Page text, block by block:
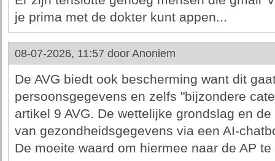
je prima met de dokter kunt appen...
08-07-2026, 11:57 door Anoniem
De AVG biedt ook bescherming want dit
persoonsgegevens en zelfs "bijzondere
artikel 9 AVG. De wettelijke grondslag en
van gezondheidsgegevens via een AI-
De moeite waard om hiermee naar de AP